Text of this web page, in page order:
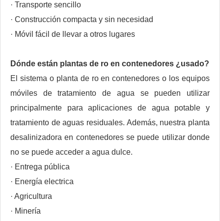
· Transporte sencillo
· Construcción compacta y sin necesidad
· Móvil fácil de llevar a otros lugares
Dónde están plantas de ro en contenedores ¿usado?
El sistema o planta de ro en contenedores o los equipos
móviles de tratamiento de agua se pueden utilizar
principalmente para aplicaciones de agua potable y
tratamiento de aguas residuales. Además, nuestra planta
desalinizadora en contenedores se puede utilizar donde
no se puede acceder a agua dulce.
· Entrega pública
· Energía electrica
· Agricultura
· Minería